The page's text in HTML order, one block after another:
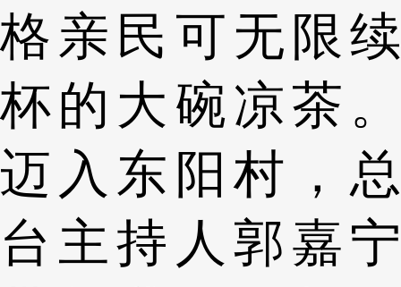
格亲民可无限续
杯的大碗凉茶。
迈入东阳村，总
台主持人郭嘉宁